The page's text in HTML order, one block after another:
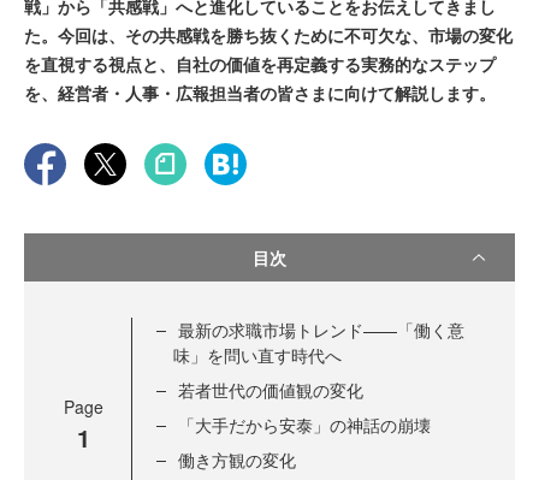
戦」から「共感戦」へと進化していることをお伝えしてきまし
た。今回は、その共感戦を勝ち抜くために不可欠な、市場の変化
を直視する視点と、自社の価値を再定義する実務的なステップ
を、経営者・人事・広報担当者の皆さまに向けて解説します。
目次
Page
1
最新の求職市場トレンド——「働く意
味」を問い直す時代へ
若者世代の価値観の変化
「大手だから安泰」の神話の崩壊
働き方観の変化